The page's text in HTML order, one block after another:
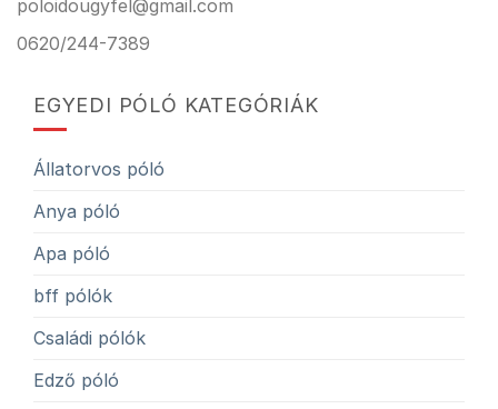
poloidougyfel@gmail.com
0620/244-7389
EGYEDI PÓLÓ KATEGÓRIÁK
Állatorvos póló
Anya póló
Apa póló
bff pólók
Családi pólók
Edző póló